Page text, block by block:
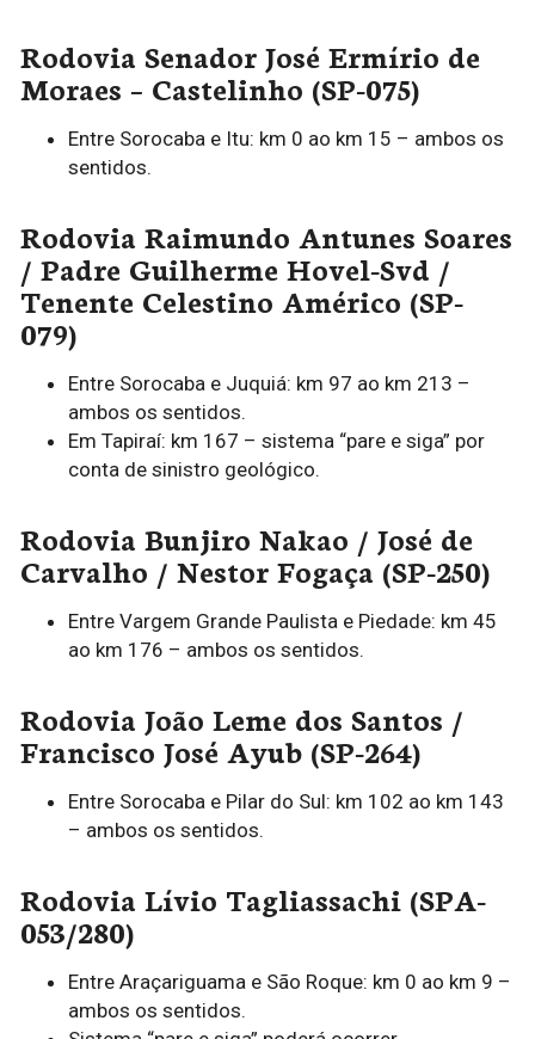
Rodovia Senador José Ermírio de
Moraes – Castelinho (SP-075)
Entre Sorocaba e Itu: km 0 ao km 15 – ambos os
sentidos.
Rodovia Raimundo Antunes Soares
/ Padre Guilherme Hovel-Svd /
Tenente Celestino Américo (SP-
079)
Entre Sorocaba e Juquiá: km 97 ao km 213 –
ambos os sentidos.
Em Tapiraí: km 167 – sistema “pare e siga” por
conta de sinistro geológico.
Rodovia Bunjiro Nakao / José de
Carvalho / Nestor Fogaça (SP-250)
Entre Vargem Grande Paulista e Piedade: km 45
ao km 176 – ambos os sentidos.
Rodovia João Leme dos Santos /
Francisco José Ayub (SP-264)
Entre Sorocaba e Pilar do Sul: km 102 ao km 143
– ambos os sentidos.
Rodovia Lívio Tagliassachi (SPA-
053/280)
Entre Araçariguama e São Roque: km 0 ao km 9 –
ambos os sentidos.